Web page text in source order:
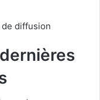
diffusion